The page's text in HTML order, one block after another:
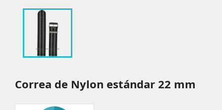
Correa de Nylon estándar 22 mm